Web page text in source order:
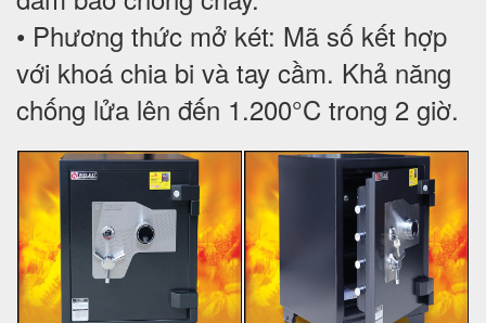
• Phương thức mở két: Mã số kết hợp
với khoá chia bi và tay cầm. Khả năng
chống lửa lên đến 1.200°C trong 2 giờ.